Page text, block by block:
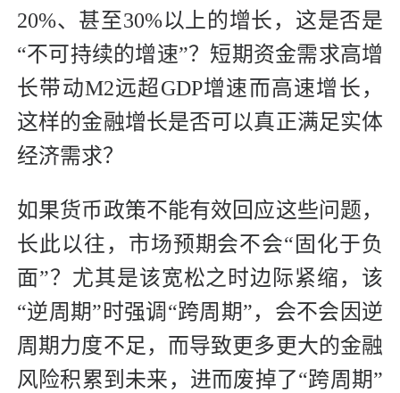
20%、甚至30%以上的增长，这是否是
“不可持续的增速”？短期资金需求高增
长带动M2远超GDP增速而高速增长，
这样的金融增长是否可以真正满足实体
经济需求？
如果货币政策不能有效回应这些问题，
长此以往，市场预期会不会“固化于负
面”？尤其是该宽松之时边际紧缩，该
“逆周期”时强调“跨周期”，会不会因逆
周期力度不足，而导致更多更大的金融
风险积累到未来，进而废掉了“跨周期”